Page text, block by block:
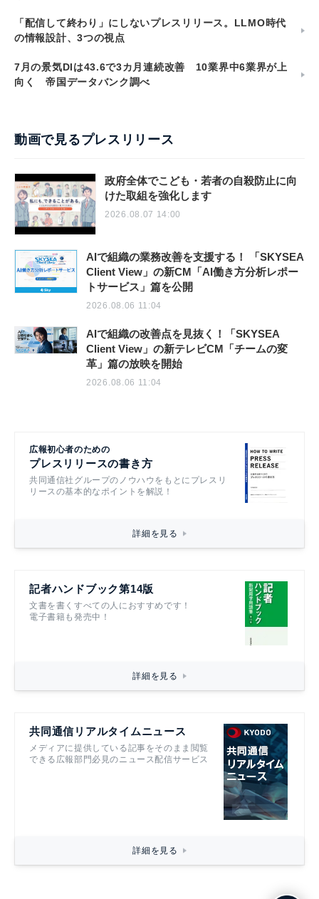
「配信して終わり」にしないプレスリリース。LLMO時代
の情報設計、3つの視点
7月の景気DIは43.6で3カ月連続改善 10業界中6業界が上
向く 帝国データバンク調べ
動画で見るプレスリリース
政府全体でこども・若者の自殺防止に向
けた取組を強化します
2026.08.07 14:00
AIで組織の業務改善を支援する！ 「SKYSEA
Client View」の新CM「AI働き方分析レポー
トサービス」篇を公開
2026.08.06 11:04
AIで組織の改善点を見抜く！「SKYSEA
Client View」の新テレビCM「チームの変
革」篇の放映を開始
2026.08.06 11:04
広報初心者のための
プレスリリースの書き方
共同通信社グループのノウハウをもとにプレスリ
リースの基本的なポイントを解説！
詳細を見る
記者ハンドブック第14版
文書を書くすべての人におすすめです！
電子書籍も発売中！
詳細を見る
共同通信リアルタイムニュース
メディアに提供している記事をそのまま閲覧
できる広報部門必見のニュース配信サービス
詳細を見る